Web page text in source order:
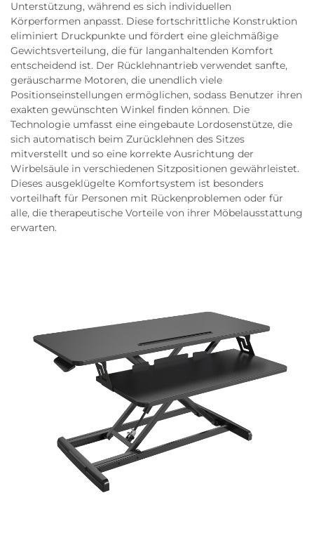
Unterstützung, während es sich individuellen
Körperformen anpasst. Diese fortschrittliche Konstruktion
eliminiert Druckpunkte und fördert eine gleichmäßige
Gewichtsverteilung, die für langanhaltenden Komfort
entscheidend ist. Der Rücklehnantrieb verwendet sanfte,
geräuscharme Motoren, die unendlich viele
Positionseinstellungen ermöglichen, sodass Benutzer ihren
exakten gewünschten Winkel finden können. Die
Technologie umfasst eine eingebaute Lordosenstütze, die
sich automatisch beim Zurücklehnen des Sitzes
mitverstellt und so eine korrekte Ausrichtung der
Wirbelsäule in verschiedenen Sitzpositionen gewährleistet.
Dieses ausgeklügelte Komfortsystem ist besonders
vorteilhaft für Personen mit Rückenproblemen oder für
alle, die therapeutische Vorteile von ihrer Möbelausstattung
erwarten.